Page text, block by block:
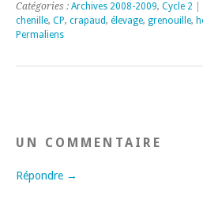
Catégories : Archives 2008-2009, Cycle 2 |
chenille, CP, crapaud, élevage, grenouille,
Permaliens
UN COMMENTAIRE
Répondre →